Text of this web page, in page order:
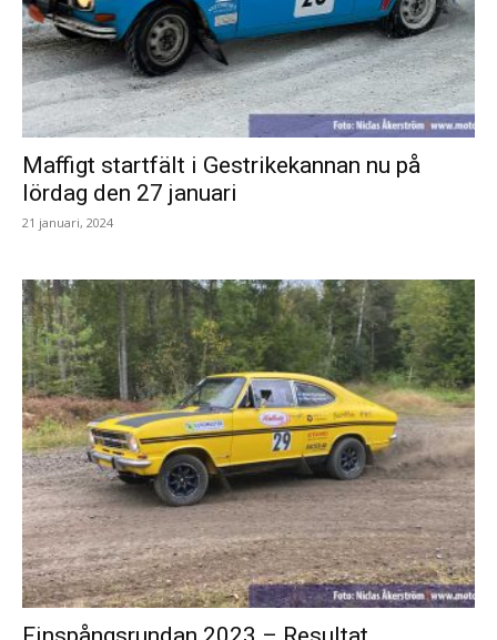
Maffigt startfält i Gestrikekannan nu på
lördag den 27 januari
21 januari, 2024